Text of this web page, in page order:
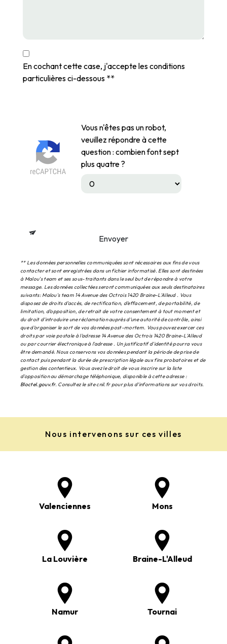
En cochant cette case, j'accepte les conditions
particulières ci-dessous **
Vous n'êtes pas un robot,
veuillez répondre à cette
question : combien font sept
plus quatre ?
Envoyer
** Les données personnelles communiquées sont nécessaires aux fins de vous
contacter et sont enregistrées dans un fichier informatisé. Elles sont destinées
à Malou's team et ses sous-traitants dans le seul but de répondre à votre
message. Les données collectées seront communiquées aux seuls destinataires
suivants: Malou's team 14 Avenue des Octrois 1420 Braine-L'Alleud . Vous
disposez de droits d’accès, de rectification, d’effacement, de portabilité, de
limitation, d’opposition, de retrait de votre consentement à tout moment et
du droit d’introduire une réclamation auprès d’une autorité de contrôle, ainsi
que d’organiser le sort de vos données post-mortem. Vous pouvez exercer ces
droits par voie postale à l'adresse 14 Avenue des Octrois 1420 Braine-L'Alleud
ou par courrier électronique à l'adresse . Un justificatif d'identité pourra vous
être demandé. Nous conservons vos données pendant la période de prise de
contact puis pendant la durée de prescription légale aux fins probatoires et de
gestion des contentieux. Vous avez le droit de vous inscrire sur la liste
d'opposition au démarchage téléphonique, disponible à cette adresse :
Bloctel.gouv.fr. Consultez le site cnil.fr pour plus d’informations sur vos droits.
Nous intervenons sur ces villes
Valenciennes Mons
La Louvière Braine-L'Alleud
Namur Tournai